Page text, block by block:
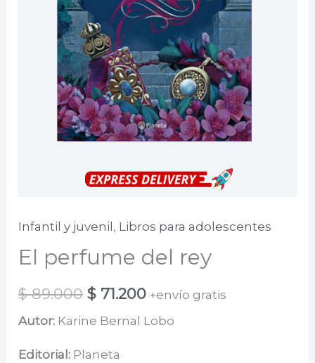
Infantil y juvenil , Libros para adolescentes
El perfume del rey
$89.000 El
precio
original
$ 71.200El
precio
+envío gratis
Autor: Karine Bernal Lobo
Editorial: Planeta